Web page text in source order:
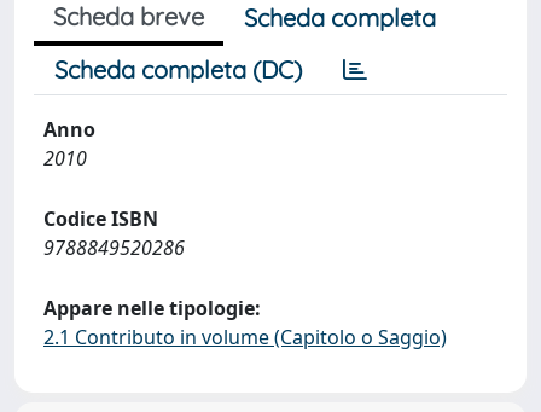
Scheda breve
Scheda completa
Scheda completa (DC)
Anno
2010
Codice ISBN
9788849520286
Appare nelle tipologie:
2.1 Contributo in volume (Capitolo o Saggio)